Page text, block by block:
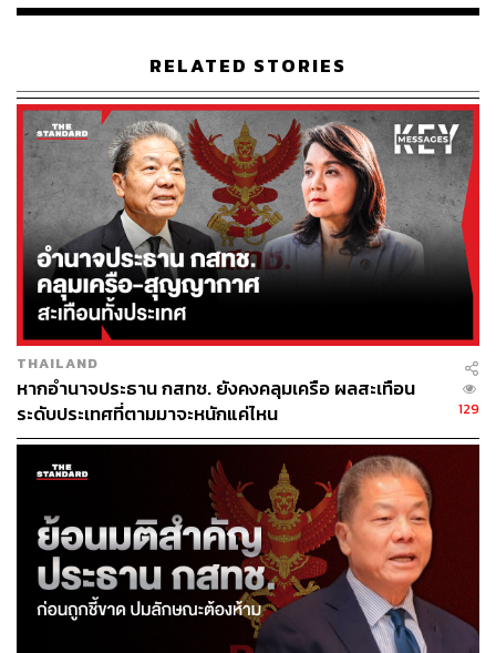
ก็มีผู้เล่นในตลาด Telco มากถึง 4-5 ราย ซึ่งสังเกตได้ชัดเจน
ว่าผู้ประกอบการในสิงคโปร์ก็สามารถทำดำเนินธุรกิจอย่างมี
กำไรได้ ในขณะที่ผู้บริโภคก็ได้เข้าถึงบริการที่ราคาสมเหตุ
สมผล
“แต่จะโทษภาคเอกชนของไทยก็ไม่ได้ เพราะอาจจะมีข้อผิด
พลาดมาตั้งแต่การวางกฎกติกามาตั้งแต่แรกสำหรับธุรกิจ
Telco ประกอบกับบริบทในประเทศไทยที่ธุรกิจ Telco มาถึง
จุดอิ่มตัว ตอนนี้กำลังเป็น Dump Pipe ไม่สามารถเติบโตได้
อีกแล้ว จึงต้องขยายสู่ธุรกิจใหม่ๆ เพิ่ม” ดร.นิเวศน์ กล่าว
สำหรับประโยชน์ของการรวมบริษัทกันครั้งนี้ ประการแรกที่
ชัดเจนคือสามารถลดค่าใช้จ่ายประจำ รวมถึงลดงบลงทุนได้
ซึ่งจะทำให้ได้เห็นรายได้ปรับเพิ่มขึ้นในทันทีที่รวมกันแล้ว
เสร็จ ขณะที่กำไรก็จะค่อยๆ ปรับเพิ่มขึ้นเมื่อโครงสร้างต้นทุน
ประจำและค่าใช้จ่ายเริ่มนิ่ง
นอกจากนี้ยังมีประโยชน์ต่ออุตสาหกรรมโดยรวม คือทำให้
การแข่งขันไม่รุนเรงเหมือนที่ผ่านมา โดยเห็นได้จากราคาหุ้น
ADVANC ที่ปรับเพิ่มขึ้นในวันที่ประกาศดีลเช่นเดียวกัน แม้ว่า
การรวมกันของ TRUE และ DTAC จะทำให้ ADVANC เสีย
ตำแหน่งผู้นำด้านส่วนแบ่งทางการตลาดก็ตาม
RELATED STORIES
THAILAND
หากอำนาจประธาน กสทช. ยังคงคลุมเครือ ผลสะเทือน
ระดับประเทศที่ตามมาจะหนักแค่ไหน
129